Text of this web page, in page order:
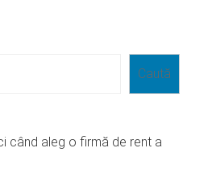
Caută
când aleg o firmă de rent a